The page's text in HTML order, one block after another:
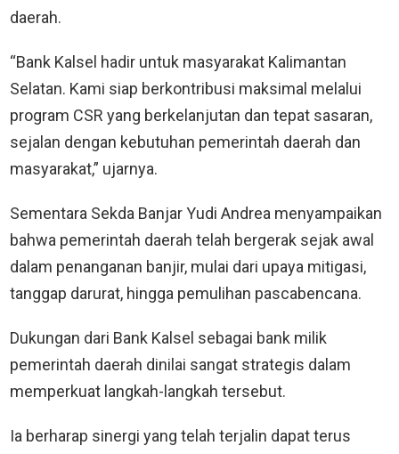
daerah.
“Bank Kalsel hadir untuk masyarakat Kalimantan
Selatan. Kami siap berkontribusi maksimal melalui
program CSR yang berkelanjutan dan tepat sasaran,
sejalan dengan kebutuhan pemerintah daerah dan
masyarakat,” ujarnya.
Sementara Sekda Banjar Yudi Andrea menyampaikan
bahwa pemerintah daerah telah bergerak sejak awal
dalam penanganan banjir, mulai dari upaya mitigasi,
tanggap darurat, hingga pemulihan pascabencana.
Dukungan dari Bank Kalsel sebagai bank milik
pemerintah daerah dinilai sangat strategis dalam
memperkuat langkah-langkah tersebut.
Ia berharap sinergi yang telah terjalin dapat terus